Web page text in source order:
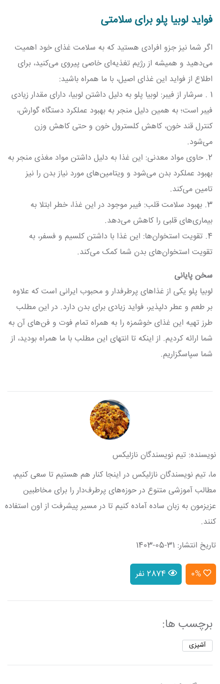
فواید لوبیا پلو برای سلامتی
اگر شما نیز جزو افرادی هستید که به سلامت غذای خود اهمیت
می‌دهید و همیشه از رژیم تغذیه‌ای خاصی پیروی می‌کنید، برای
اطلاع از فواید این غذای اصیل، با ما همراه باشید:
1 . سرشار از فیبر: لوبیا پلو به دلیل داشتن لوبیا، دارای مقدار زیادی
فیبر است؛ به همین دلیل منجر به بهبود عملکرد دستگاه گوارش،
کنترل قند خون، کاهش کلسترول خون و حتی کاهش وزن
می‌شود.
2. حاوی مواد معدنی: این غذا به دلیل داشتن مواد مغذی منجر به
بهبود عملکرد بدن می‌شود و ویتامین‌های مورد نیاز بدن را نیز
تامین می‌کند.
3. بهبود سلامت قلب: فیبر موجود در این غذا، خطر ابتلا به
بیماری‌های قلبی را کاهش می‌دهد.
4. تقویت استخوان‌ها: این غذا با داشتن کلسیم و فسفر، به
تقویت استخوان‌های بدن شما کمک می‌کند.
سخن پایانی
لوبیا پلو یکی از غذاهای پرطرفدار و محبوب ایرانی است که علاوه
بر طعم و عطر دلپذیر، فواید زیادی برای بدن دارد. در این مطلب
طرز تهیه این غذای خوشمزه را به همراه تمام فوت و فن‌های آن به
شما ارائه کردیم. از اینکه تا انتهای این مطلب با ما همراه بودید، از
شما سپاسگزاریم.
نویسنده: تیم نویسندگان نازلیکس
ما، تیم نویسندگان نازلیکس در اینجا کنار هم هستیم تا سعی کنیم،
مطالب آموزشی متنوع در حوزه‌های پرطرف‌دار را برای مخاطبین
عزیزمون به زبان ساده آماده کنیم تا در مسیر پیشرفت از اون استفاده
کنند.
تاریخ انتشار: 31-05-1403
0% 2874 نفر
برچسب ها:
آشپزی